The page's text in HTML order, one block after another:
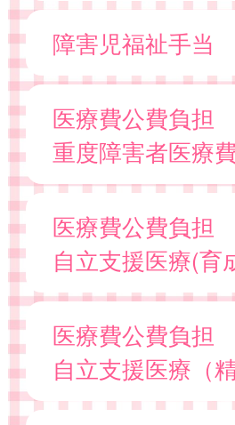
障害児福祉手当
医療費公費負担
重度障害者医療
医療費公費負担
自立支援医療(育
医療費公費負担
自立支援医療（